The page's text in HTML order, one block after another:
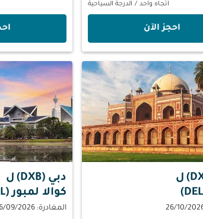
اتجاه واحد / الدرجة السياحية
‫احجز الآن‬
ل
دبي (DXB)
ل
كوالا لمبور (KUL)
المغادرة: 16/09/2026